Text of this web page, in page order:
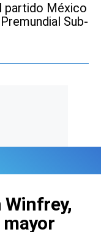
partido México
Sub-